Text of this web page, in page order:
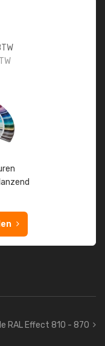
RAL Effect 810 - 870